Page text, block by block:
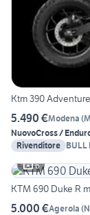
Ktm 390
5.490 €Modena (
NuovoCross /
Rivenditore
6
KTM 690 Duke R
5.000 €Agerola (